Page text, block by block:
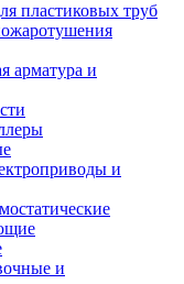
пластиковых труб
арматура и
и
и